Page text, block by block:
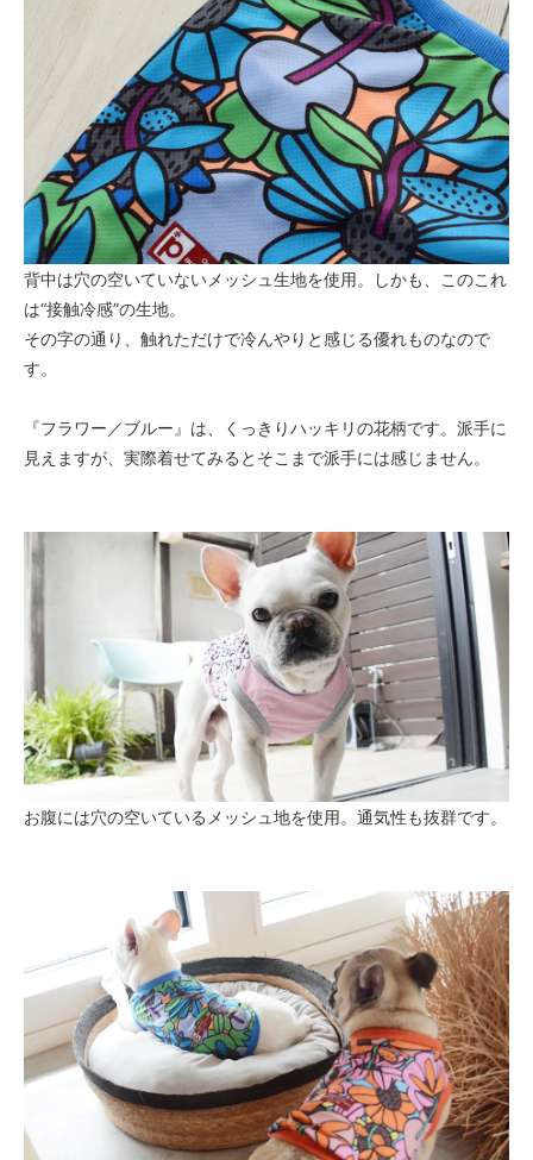
背中は穴の空いていないメッシュ生地を使用。しかも、このこれ
は“接触冷感”の生地。
その字の通り、触れただけで冷んやりと感じる優れものなので
す。
『フラワー／ブルー』は、くっきりハッキリの花柄です。派手に
見えますが、実際着せてみるとそこまで派手には感じません。
お腹には穴の空いているメッシュ地を使用。通気性も抜群です。